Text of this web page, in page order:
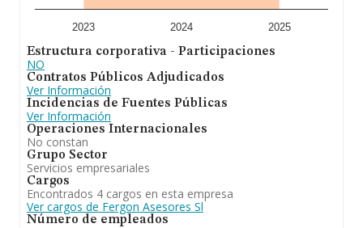
2023 2024 2025
Estructura corporativa - Participaciones
NO
Contratos Públicos Adjudicados
Ver Información
Incidencias de Fuentes Públicas
Ver Información
Operaciones Internacionales
No constan
Grupo Sector
Servicios empresariales
Cargos
Encontrados 4 cargos en esta empresa
Ver cargos de Fergon Asesores Sl
Número de empleados